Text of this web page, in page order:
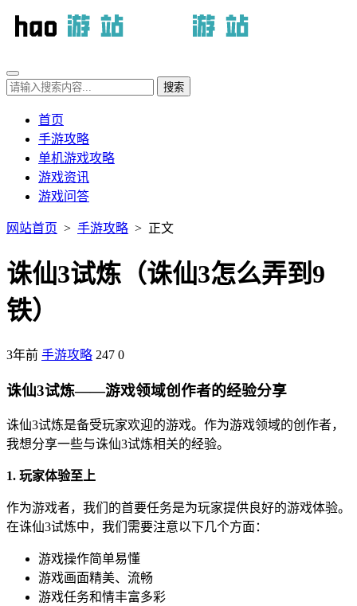
首页
手游攻略
单机游戏攻略
游戏资讯
游戏问答
网站首页 > 手游攻略 > 正文
诛仙3试炼（诛仙3怎么弄到9
铁）
3年前 手游攻略 247 0
诛仙3试炼——游戏领域创作者的经验分享
诛仙3试炼是备受玩家欢迎的游戏。作为游戏领域的创作者，
我想分享一些与诛仙3试炼相关的经验。
1. 玩家体验至上
作为游戏者，我们的首要任务是为玩家提供良好的游戏体验。
在诛仙3试炼中，我们需要注意以下几个方面：
游戏操作简单易懂
游戏画面精美、流畅
游戏任务和情丰富多彩